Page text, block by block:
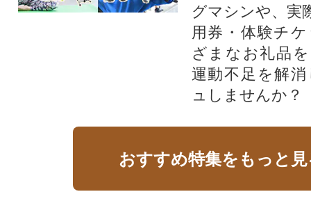
グマシンや、実
用券・体験チ
ざまなお礼品
運動不足を解
ュしませんか？
おすすめ特集をもっと